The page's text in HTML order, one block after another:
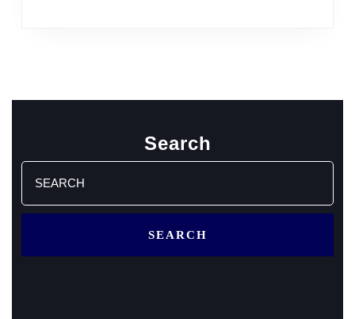
Search
Search
for: